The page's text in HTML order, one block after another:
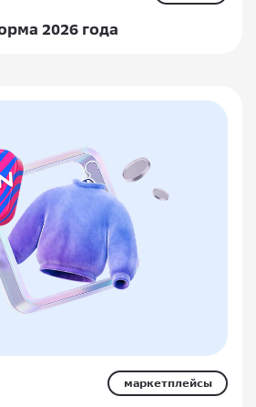
2026 года
маркетплейсы